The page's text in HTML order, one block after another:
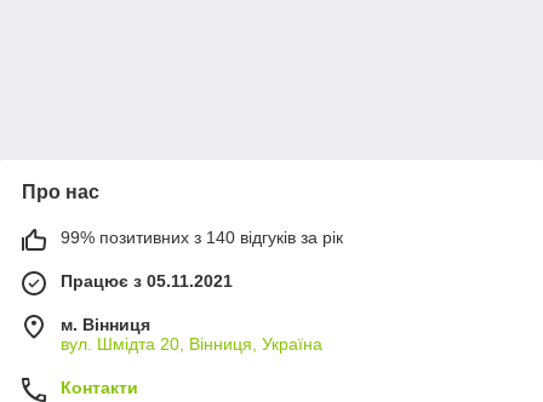
Про нас
99% позитивних з 140 відгуків за рік
Працює з 05.11.2021
м. Вінниця
вул. Шмідта 20, Вінниця, Україна
Контакти